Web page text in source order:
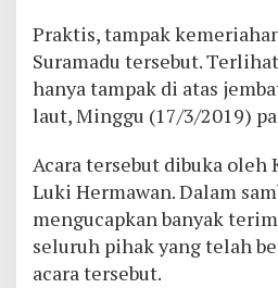
Praktis, tampak
Suramadu tersebut.
hanya tampak di atas
laut, Minggu (17/3/2019)
Acara tersebut dibuka oleh
Luki Hermawan. Dalam
mengucapkan banyak
seluruh pihak yang telah
acara tersebut.